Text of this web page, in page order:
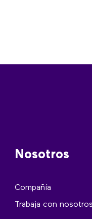
Nosotros
Compañía
Trabaja con nosotros